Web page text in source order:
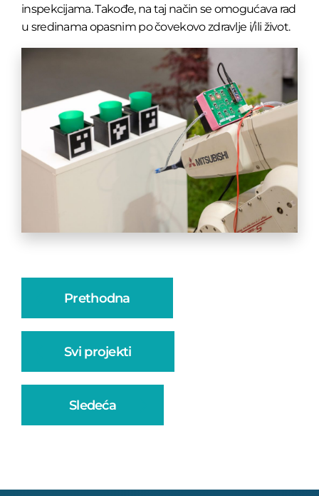
inspekcijama. Takođe, na taj način se omogućava rad
u sredinama opasnim po čovekovo zdravlje i/ili život.
Prethodna
Svi projekti
Sledeća